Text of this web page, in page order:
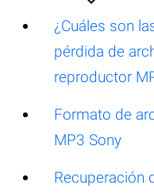
¿Cuáles son
pérdida de
reproductor
Formato de
MP3 Sony
Recuperación